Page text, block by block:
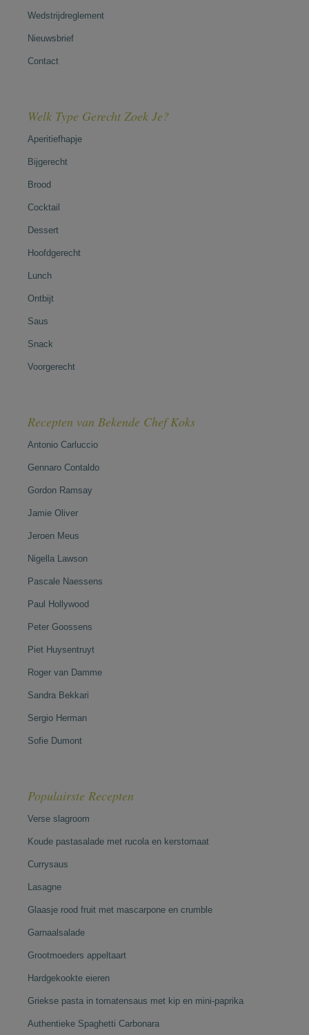
Wedstrijdreglement
Nieuwsbrief
Contact
Welk Type Gerecht Zoek Je?
Aperitiefhapje
Bijgerecht
Brood
Cocktail
Dessert
Hoofdgerecht
Lunch
Ontbijt
Saus
Snack
Voorgerecht
Recepten van Bekende Chef Koks
Antonio Carluccio
Gennaro Contaldo
Gordon Ramsay
Jamie Oliver
Jeroen Meus
Nigella Lawson
Pascale Naessens
Paul Hollywood
Peter Goossens
Piet Huysentruyt
Roger van Damme
Sandra Bekkari
Sergio Herman
Sofie Dumont
Populairste Recepten
Verse slagroom
Koude pastasalade met rucola en kerstomaat
Currysaus
Lasagne
Glaasje rood fruit met mascarpone en crumble
Garnaalsalade
Grootmoeders appeltaart
Hardgekookte eieren
Griekse pasta in tomatensaus met kip en mini-paprika
Authentieke Spaghetti Carbonara